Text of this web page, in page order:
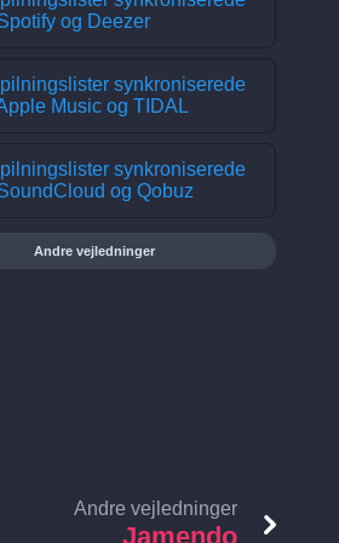
og Deezer
synkroniserede
Music og TIDAL
synkroniserede
og Qobuz
Andre vejledninger
Andre vejledninger
Jamendo